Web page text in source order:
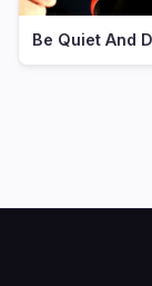
Be Quiet And